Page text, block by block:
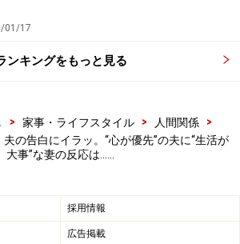
ど、そんなことにかまっていられな
いかなければいけないんだから。だ
もしれない」と感じたという。考え
れぞれ。夫の「つらさ」はアミさんに
えられないのかもしれない。だから
けではない。
01/17
ンキングをもっと見る
> 家事・ライフスタイル > 人間関係
>
夫の告白にイラッ。“心が優先”の夫に“生活が
大事”な妻の反応は……
採用情報
広告掲載